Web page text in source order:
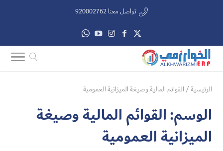
تواصل معنا 920002762
الرئيسية/ القوائم المالية وصيغة الميزانية العمومية
الوسم:القوائم المالية وصيغة
الميزانية العمومية